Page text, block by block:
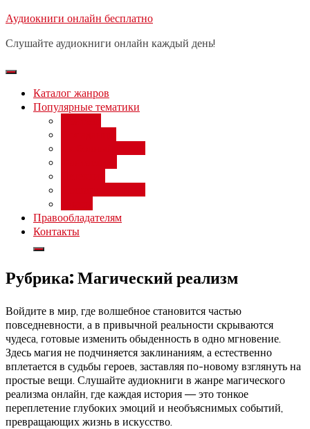
Перейти
содержимому
Аудиокниги онлайн бесплатно
Слушайте аудиокниги онлайн каждый день!
Каталог жанров
Популярные тематики
Правообладателям
Контакты
Рубрика:Магический реализм
Войдите в мир, где волшебное становится частью
повседневности, а в привычной реальности скрываются
чудеса, готовые изменить обыденность в одно мгновение.
Здесь магия не подчиняется заклинаниям, а естественно
вплетается в судьбы героев, заставляя по-новому взглянуть на
простые вещи. Слушайте аудиокниги в жанре магического
реализма онлайн, где каждая история — это тонкое
переплетение глубоких эмоций и необъяснимых событий,
превращающих жизнь в искусство.
Бесплатный вебинар: заработок
день